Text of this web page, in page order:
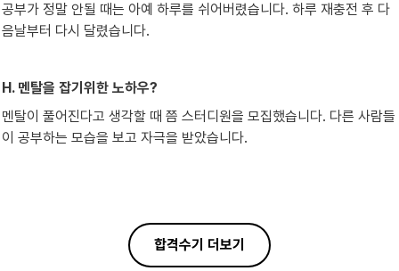
공부가 정말 안될 때는 아예 하루를 쉬어버렸습니다. 하루 재충전 후 다
음날부터 다시 달렸습니다.
H. 멘탈을 잡기위한 노하우?
멘탈이 풀어진다고 생각할 때 쯤 스터디원을 모집했습니다. 다른 사람들
이 공부하는 모습을 보고 자극을 받았습니다.
합격수기 더보기